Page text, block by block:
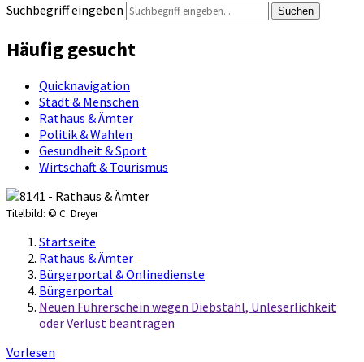
Suchbegriff eingeben Suchen
Häufig gesucht
Quicknavigation
Stadt & Menschen
Rathaus & Ämter
Politik & Wahlen
Gesundheit & Sport
Wirtschaft & Tourismus
Titelbild: © C. Dreyer
Startseite
Rathaus & Ämter
Bürgerportal & Onlinedienste
Bürgerportal
Neuen Führerschein wegen Diebstahl, Unleserlichkeit
oder Verlust beantragen
Vorlesen